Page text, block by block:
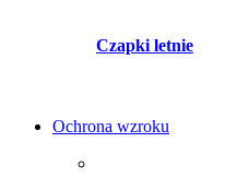
Czapki letnie
Ochrona wzroku